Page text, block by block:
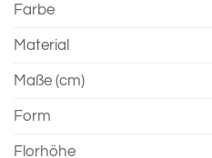
Farbe
Material
Maße (cm)
Form
Florhöhe